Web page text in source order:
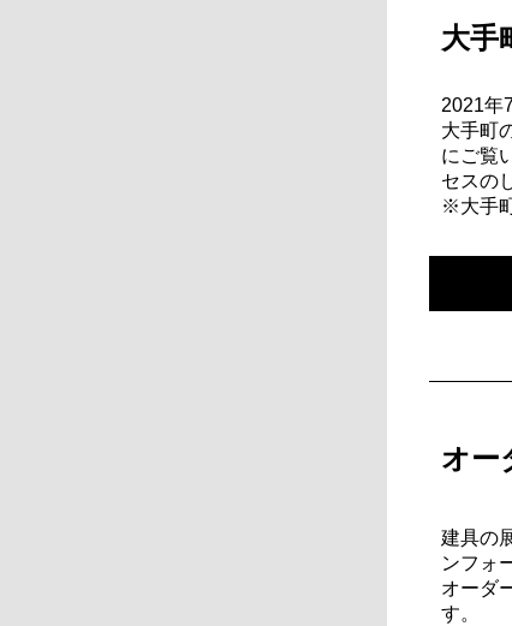
大手
2021年
大手町
にご覧
セスの
※大手
オー
建具の
ンフォ
オーダ
す。